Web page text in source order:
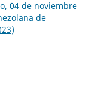
04 de noviembre
de